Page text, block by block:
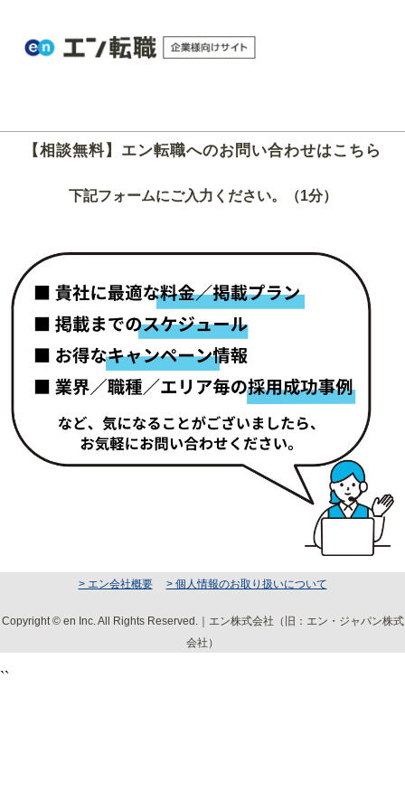
【相談無料】エン転職へのお問い合わせはこちら
下記フォームにご入力ください。（1分）
> エン会社概要 > 個人情報のお取り扱いについて
Copyright © en Inc. All Rights Reserved.｜エン株式会社（旧：エン・ジャパン株式
会社）
``